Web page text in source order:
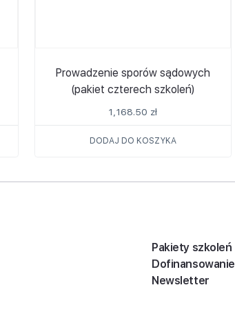
Prowadzenie sporów sądowych
(pakiet czterech szkoleń)
1,168.50 zł
DODAJ DO KOSZYKA
Pakiety szkoleń
Dofinansowanie
Newsletter